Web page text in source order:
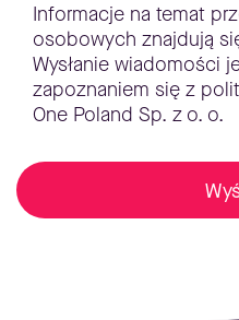
Informacje na temat
osobowych znajdują
Wysłanie wiadomości
zapoznaniem się z
One Poland Sp. z o. o.